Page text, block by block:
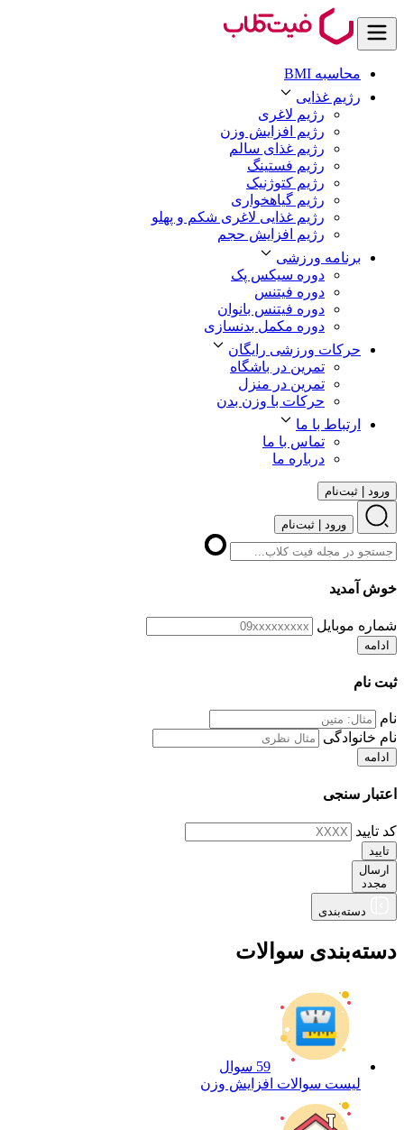
محاسبه BMI
رژیم غذایی
رژیم لاغری
رژیم افزایش وزن
رژیم غذای سالم
رژیم فستینگ
رژیم کتوژنیک
رژیم گیاهخواری
رژیم غذایی لاغری شکم و پهلو
رژیم افزایش حجم
برنامه ورزشی
دوره سیکس پک
دوره فیتنس
دوره فیتنس بانوان
دوره مکمل بدنسازی
حرکات ورزشی رایگان
تمرین در باشگاه
تمرین در منزل
حرکات با وزن بدن
ارتباط با ما
تماس با ما
درباره ما
ورود | ثبت‌نام
ورود | ثبت‌نام
خوش آمدید
شماره موبایل
ادامه
ثبت نام
نام
نام خانوادگی
ادامه
اعتبار سنجی
کد تایید
تایید
ارسال
مجدد
دسته‌بندی
دسته‌بندی سوالات
59 سوال
لیست سوالات افزایش وزن